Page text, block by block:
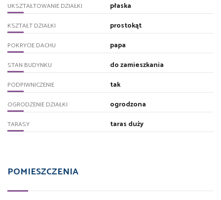
UKSZTAŁTOWANIE DZIAŁKI płaska
KSZTAŁT DZIAŁKI prostokąt
POKRYCIE DACHU papa
STAN BUDYNKU do zamieszkania
PODPIWNICZENIE tak
OGRODZENIE DZIAŁKI ogrodzona
TARASY taras duży
POMIESZCZENIA